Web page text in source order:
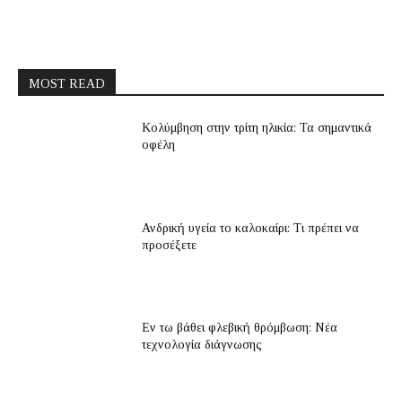
MOST READ
Κολύμβηση στην τρίτη ηλικία: Τα σημαντικά
οφέλη
Ανδρική υγεία το καλοκαίρι: Τι πρέπει να
προσέξετε
Εν τω βάθει φλεβική θρόμβωση: Νέα
τεχνολογία διάγνωσης